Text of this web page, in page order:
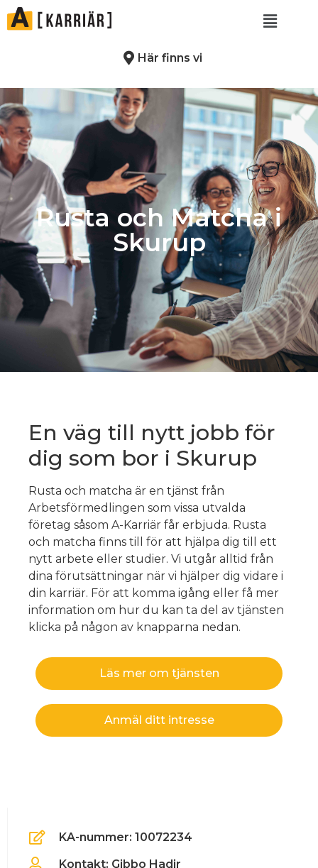
Här finns vi
Rusta och Matcha i
Skurup
En väg till nytt jobb för
dig som bor i Skurup
Rusta och matcha är en tjänst från
Arbetsförmedlingen som vissa utvalda
företag såsom A-Karriär får erbjuda. Rusta
och matcha finns till för att hjälpa dig till ett
nytt arbete eller studier. Vi utgår alltid från
dina förutsättningar när vi hjälper dig vidare i
din karriär. För att komma igång eller få mer
information om hur du kan ta del av tjänsten
klicka på någon av knapparna nedan.
Läs mer om tjänsten
Anmäl ditt intresse
KA-nummer: 10072234
Kontakt: Gibbo Hadir